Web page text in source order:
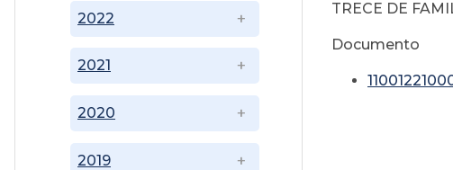
2019
2020
2021
2022
TRECE DE
Documento